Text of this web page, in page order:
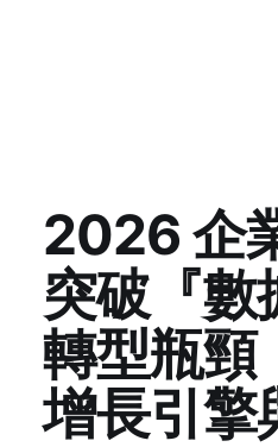
2026 企
突破『數
轉型瓶頸
增長引擎